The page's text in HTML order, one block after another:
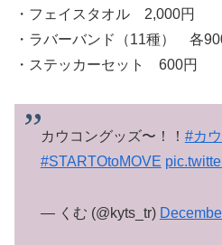
・フェイスタオル 2,000円
・ラバーバンド（11種） 各
・ステッカーセット 600円
カウコングッズ〜！！ #カ
#STARTOtoMOVE
— くむ (@kyts_tr)